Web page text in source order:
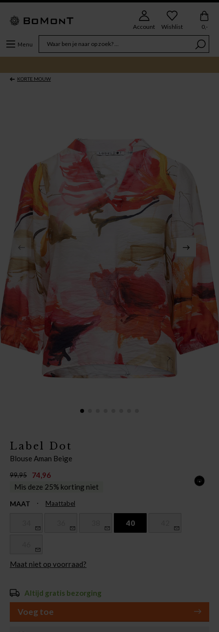
Menu
Account Wishlist 0,-
KORTE MOUW
Label Dot
Blouse Aman Beige
99,95
74,96
Mis deze 25% korting niet
MAAT Maattabel
40
Maat niet op voorraad?
Altijd gratis bezorging
Voeg toe